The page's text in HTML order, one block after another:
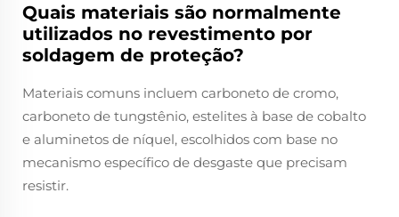
Quais materiais são normalmente
utilizados no revestimento por
soldagem de proteção?
Materiais comuns incluem carboneto de cromo,
carboneto de tungstênio, estelites à base de cobalto
e aluminetos de níquel, escolhidos com base no
mecanismo específico de desgaste que precisam
resistir.